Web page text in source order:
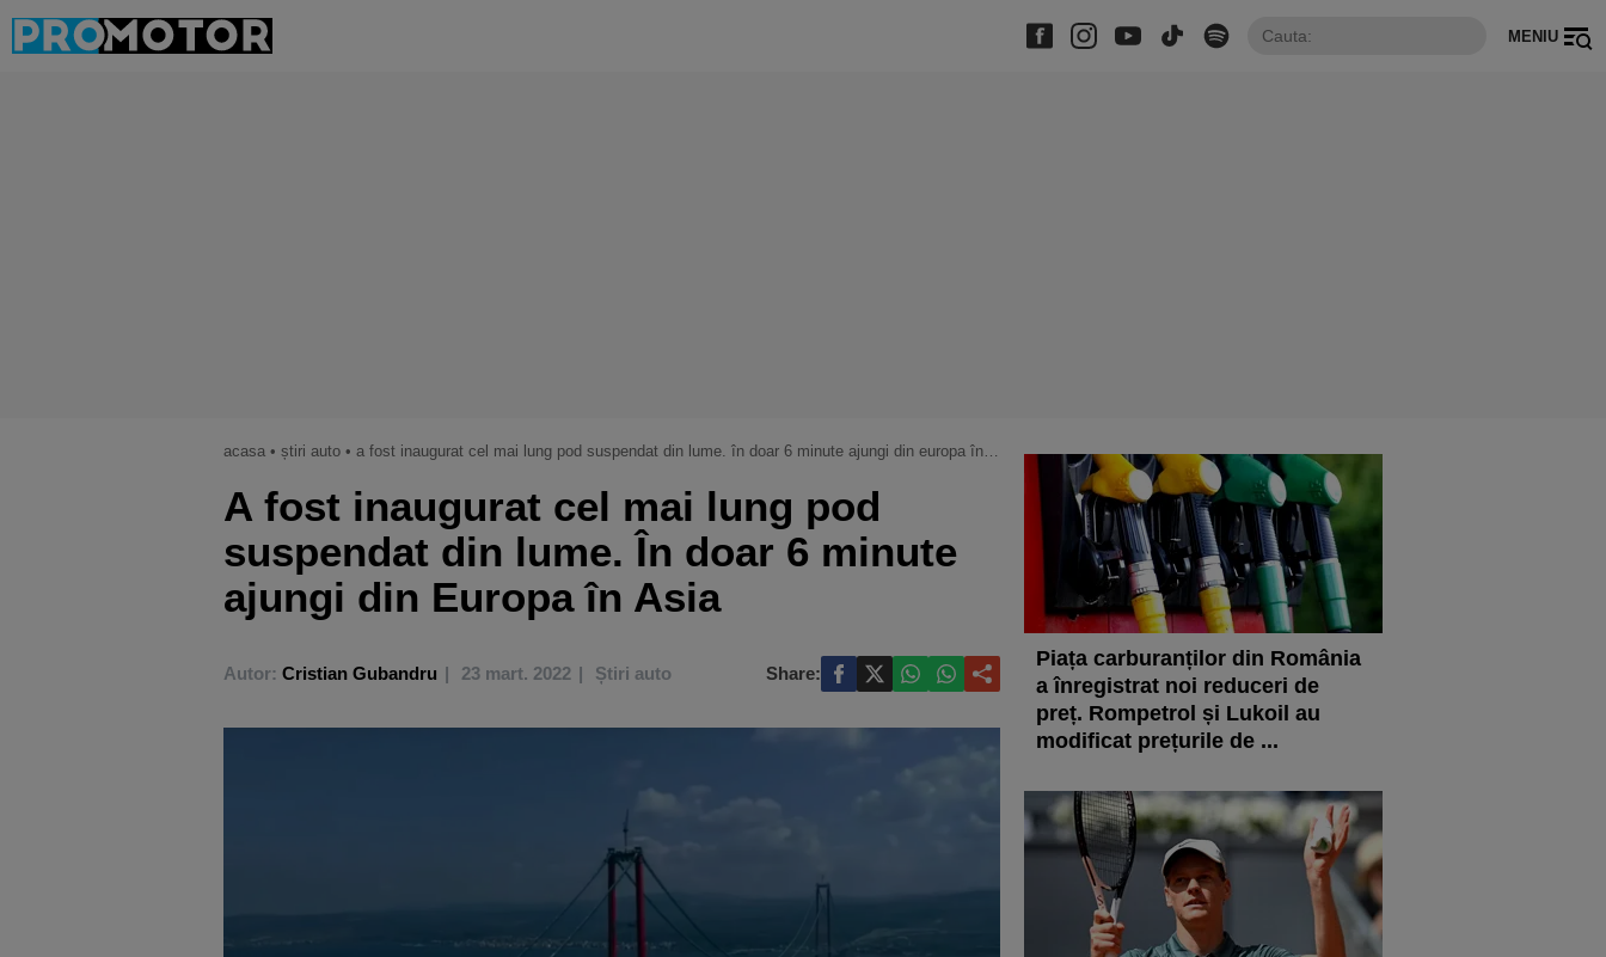
MENIU
acasa • știri auto • a fost inaugurat cel mai lung pod suspendat din lume. în doar 6 minute ajungi din europa în asia
A fost inaugurat cel mai lung pod
suspendat din lume. În doar 6 minute
ajungi din Europa în Asia
Autor: Cristian Gubandru 23 mart. 2022 Știri auto Share:
Piața carburanților din România
a înregistrat noi reduceri de
preț. Rompetrol și Lukoil au
modificat prețurile de ...